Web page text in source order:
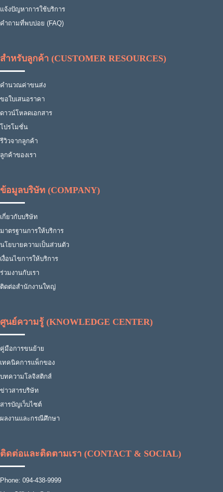
แจ้งปัญหาการใช้บริการ
คำถามที่พบบ่อย (FAQ)
สำหรับลูกค้า (CUSTOMER RESOURCES)
คำนวณค่าขนส่ง
ขอใบเสนอราคา
ดาวน์โหลดเอกสาร
โปรโมชั่น
รีวิวจากลูกค้า
ลูกค้าของเรา
ข้อมูลบริษัท (COMPANY)
เกี่ยวกับบริษัท
มาตรฐานการให้บริการ
นโยบายความเป็นส่วนตัว
เงื่อนไขการให้บริการ
ร่วมงานกับเรา
ติดต่อสำนักงานใหญ่
ศูนย์ความรู้ (KNOWLEDGE CENTER)
คู่มือการขนย้าย
เทคนิคการแพ็กของ
บทความโลจิสติกส์
ข่าวสารบริษัท
สารบัญเว็บไซต์
ผลงานและกรณีศึกษา
ติดต่อและติดตามเรา (CONTACT & SOCIAL)
Phone: 094-438-9999